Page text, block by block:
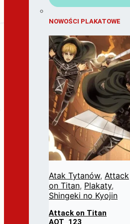
NOWOŚCI PLAKATOWE
Atak Tytanów, Attack
on Titan, Plakaty,
Shingeki no Kyojin
Attack on Titan
AOT_123